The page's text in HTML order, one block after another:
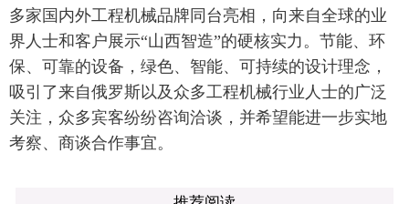
多家国内外工程机械品牌同台亮相，向来自全球的业
界人士和客户展示“山西智造”的硬核实力。节能、环
保、可靠的设备，绿色、智能、可持续的设计理念，
吸引了来自俄罗斯以及众多工程机械行业人士的广泛
关注，众多宾客纷纷咨询洽谈，并希望能进一步实地
考察、商谈合作事宜。